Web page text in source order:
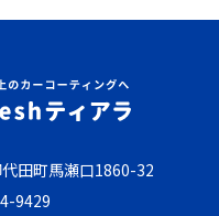
田町馬瀬口1860-32
9429